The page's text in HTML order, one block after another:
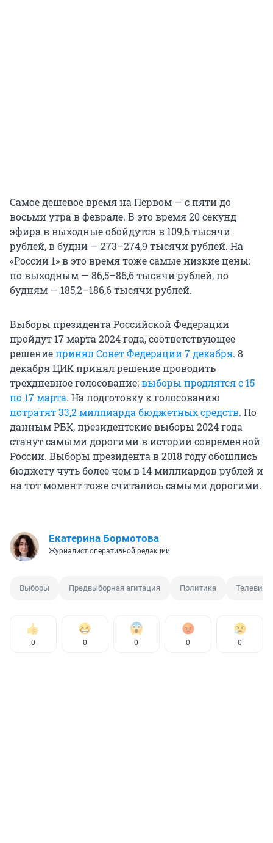
Самое дешевое время на Первом — с пяти до
восьми утра в феврале. В это время 20 секунд
эфира в выходные обойдутся в 109,6 тысячи
рублей, в будни — 273–274,9 тысячи рублей. На
«России 1» в это время тоже самые низкие цены:
по выходным — 86,5–86,6 тысячи рублей, по
будням — 185,2–186,6 тысячи рублей.
Выборы президента Российской Федерации
пройдут 17 марта 2024 года, соответствующее
решениепринял Совет Федерации 7 декабря. 8
декабря ЦИК принял решение проводить
трехдневное голосование:выборы продлятся с 15
по 17 марта. На подготовку к голосованию
потратят 33,2 миллиарда бюджетных средств. По
данным РБК, президентские выборы 2024 года
станут самыми дорогими в истории современной
России. Выборы президента в 2018 году обошлись
бюджету чуть более чем в 14 миллиардов рублей и
на тот момент тоже считались самыми дорогими.
Екатерина Бормотова
Журналист оперативной редакции
Выборы Предвыборная агитация Политика
0 0 0 0 0